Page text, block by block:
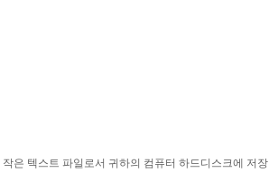
은 텍스트 파일로서 귀하의 컴퓨터 하드디스크에 저